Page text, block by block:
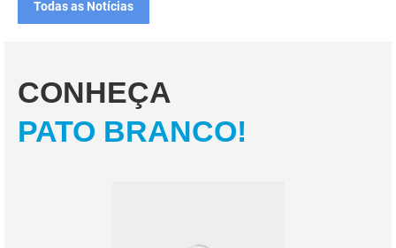
Todas as Notícias
CONHEÇA
PATO BRANCO!